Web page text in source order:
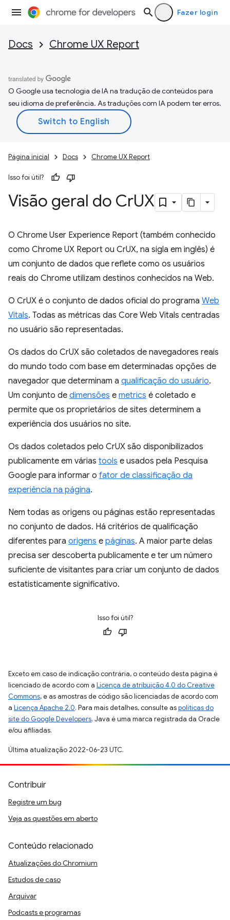
Fazer login
Docs Chrome UX Report
O Google usa tecnologia de IA na tradução de conteúdos para
seu idioma de preferência. As traduções com IA podem ter erros.
Página inicial Docs Chrome UX Report
Isso foi útil?
Visão geral do CrUX
O Chrome User Experience Report (também conhecido
como Chrome UX Report ou CrUX, na sigla em inglês) é
um conjunto de dados que reflete como os usuários
reais do Chrome utilizam destinos conhecidos na Web.
O CrUX é o conjunto de dados oficial do programa Web
Vitals. Todas as métricas das Core Web Vitals centradas
no usuário são representadas.
Os dados do CrUX são coletados de navegadores reais
do mundo todo com base em determinadas opções de
navegador que determinam a qualificação do usuário.
Um conjunto de dimensões e metrics é coletado e
permite que os proprietários de sites determinem a
experiência dos usuários no site.
Os dados coletados pelo CrUX são disponibilizados
publicamente em várias tools e usados pela Pesquisa
Google para informar o fator de classificação da
experiência na página.
Nem todas as origens ou páginas estão representadas
no conjunto de dados. Há critérios de qualificação
diferentes para origens e páginas. A maior parte delas
precisa ser descoberta publicamente e ter um número
suficiente de visitantes para criar um conjunto de dados
estatisticamente significativo.
Isso foi útil?
Exceto em caso de indicação contrária, o conteúdo desta página é
licenciado de acordo com a Licença de atribuição 4.0 do Creative
Commons, e as amostras de código são licenciadas de acordo com
a Licença Apache 2.0. Para mais detalhes, consulte aspolíticas do
site do Google Developers. Java é uma marca registrada da Oracle
e/ou afiliadas.
Última atualização 2022-06-23 UTC.
Contribuir
Registre um bug
Veja as questões em aberto
Conteúdo relacionado
Atualizações do Chromium
Estudos de caso
Arquivar
Podcasts e programas